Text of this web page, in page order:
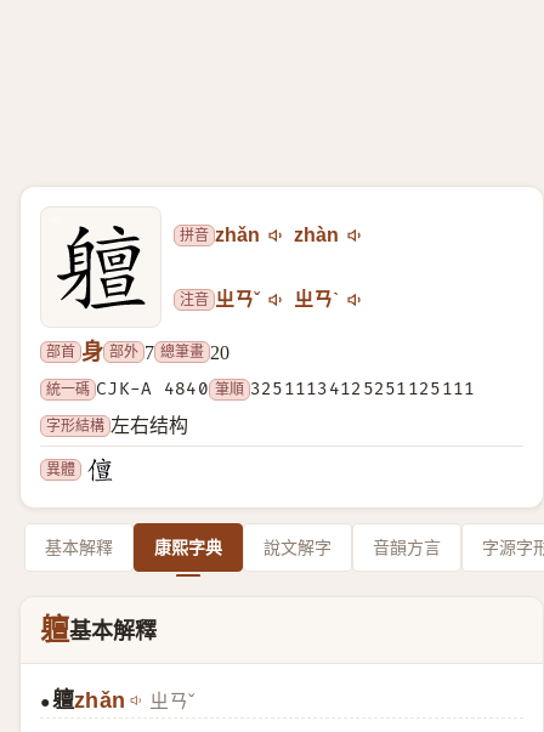
拼音 zhǎn zhàn
注音 ㄓㄢˇ ㄓㄢˋ
部首 身 部外 7 總筆畫 20
統一碼 CJK-A 4840 筆順 32511134125251125111
字形結構 左右结构
異體
基本解釋 康熙字典 說文解字 音韻方言 字源字
䡀基本解釋
●䡀zhǎn ㄓㄢˇ